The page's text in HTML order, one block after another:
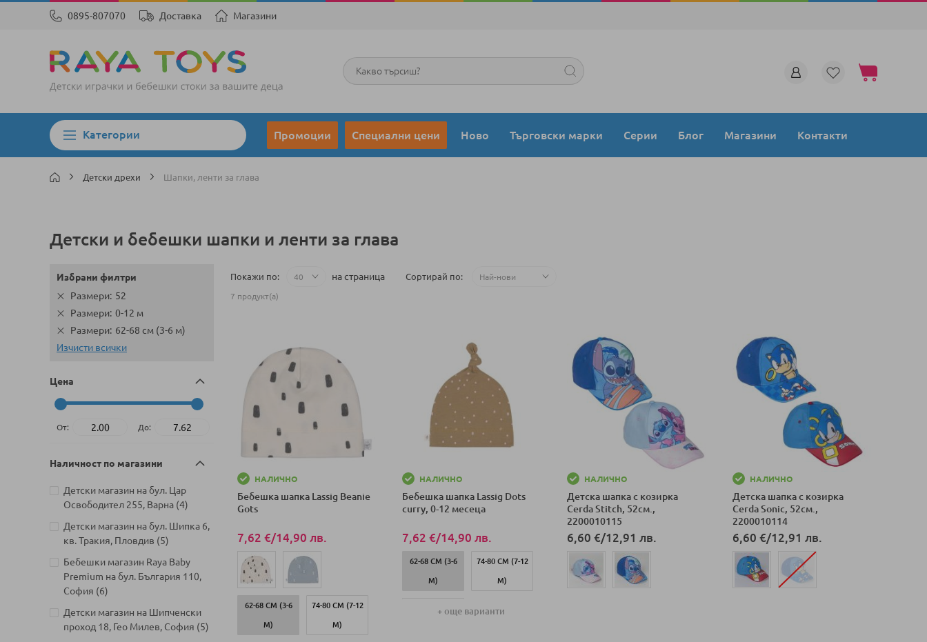
0895-807070 Доставка Магазини
Моята количка
Търсене
Категории Промоции Специални цени Ново Търговски марки Серии Блог Магазини Контакти
Детски дрехи Шапки, ленти за глава
Детски и бебешки шапки и ленти за глава
Покажи по на страница Сортирай по
7 продукт(а)
НАЛИЧНО
Бебешка шапка Lassig Beanie
Gots
7,62 €/14,90 лв.
62-68 СМ (3-6
М)
74-80 СМ (7-12
М)
НАЛИЧНО
Бебешка шапка Lassig Dots
curry, 0-12 месеца
7,62 €/14,90 лв.
62-68 СМ (3-6
М)
74-80 СМ (7-12
М)
50-56 СМ (0-2+ още варианти
НАЛИЧНО
Детска шапка с козирка
Cerda Stitch, 52см.,
2200010115
6,60 €/12,91 лв.
НАЛИЧНО
Детска шапка с козирка
Cerda Sonic, 52см.,
2200010114
6,60 €/12,91 лв.
Избрани филтри
Размери 52
Размери 0-12 м
Размери 62-68 см (3-6 м)
Изчисти всички
Цена
От: До:
Наличност по магазини
Детски магазин на бул. Цар
Освободител 255, Варна 4
артикули
Детски магазин на бул. Шипка 6,
кв. Тракия, Пловдив
5
артикули
Бебешки магазин Raya Baby
Premium на бул. България 110,
София
6
артикули
Детски магазин на Шипченски
проход 18, Гео Милев, София
5
артикули